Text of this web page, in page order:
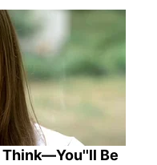
Think—You''ll Be